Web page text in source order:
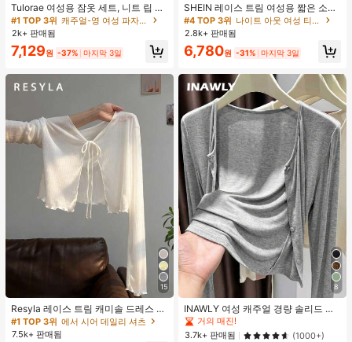
Tulorae 여성용 잠옷 세트, 니트 립 원
단, 하트 프린트 대비 레이스 트림, 로
맨틱 달콤 귀여운 섹시 캐미솔 & 반바
지 베이비돌 잠옷 세트 투피스 나이트
세트 섹시 잠옷 세트 여성용 잠옷 롬퍼
투피스 잠옷 세트 여성용 잠옷 세트 도
트 잠옷 세트 잠옷 반바지 세트 투피스
잠옷 세트 여성용 여름 세트 도트 반바
지 세트 여성용 잠옷 세트 반바지 잠옷
세트 여성용 투피스 여름 라운지 세트
#1 TOP 3위
캐주얼-영 여성 파자마 세트
2k+ 판매됨
7,129원 -37% 마지막 3일
15
Resyla 레이스 트림 캐미솔 드레스 커
버 업, 여성용 긴소매 니트 시어 커버
업 탑, 여름
#1 TOP 3위 에서 시어 데일리 셔츠
7.5k+ 판매됨
SHEIN 레이스 트림 여성용 짧은 소매
티셔츠, 슬림핏 여름 새 3버튼 전면 반
소매 탑
#4 TOP 3위
나이트 아웃 여성 티셔츠
2.8k+ 판매됨
6,780원 -31% 마지막 3일
8
INAWLY 여성 캐주얼 경량 솔리드 컬
러 재킷, 봄/가을 일상 출퇴근에 적합
한 미니멀리스트 스타일
거의 매진!
3.7k+ 판매됨
(1000+)